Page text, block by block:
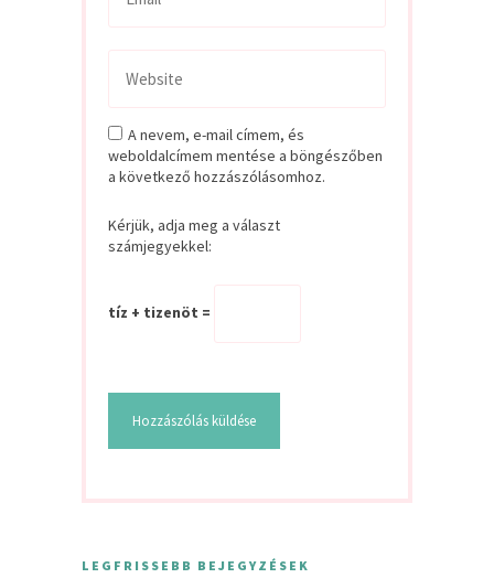
A nevem, e-mail címem, és
weboldalcímem mentése a böngészőben
a következő hozzászólásomhoz.
Kérjük, adja meg a választ
számjegyekkel:
tíz + tizenöt =
LEGFRISSEBB BEJEGYZÉSEK